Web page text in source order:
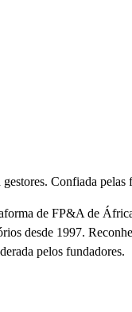
Confiada pelas
de FP&A de
desde 1997.
pelos fundadores.